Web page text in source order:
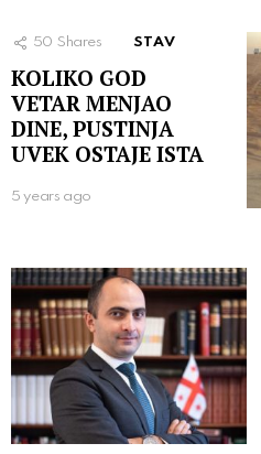
50 Shares STAV
KOLIKO GOD
VETAR MENJAO
DINE, PUSTINJA
UVEK OSTAJE ISTA
5 years ago